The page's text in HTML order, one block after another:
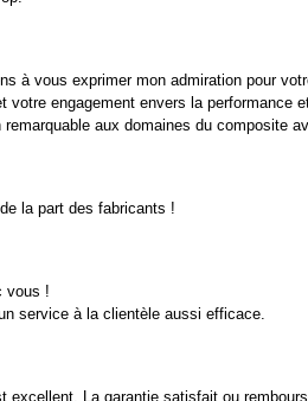
à vous exprimer mon admiration pour
engagement envers la performance
aux domaines du composite
la part des fabricants !
vous !
service à la clientèle aussi efficace.
excellent. La garantie satisfait ou